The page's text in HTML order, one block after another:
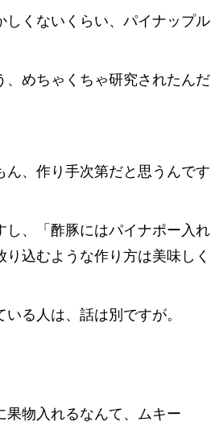
くないくらい、パイナップル
めちゃくちゃ研究されたんだ
、作り手次第だと思うんです
、「酢豚にはパイナポー入れ
込むような作り方は美味しく
る人は、話は別ですが。
果物入れるなんて、ムキー